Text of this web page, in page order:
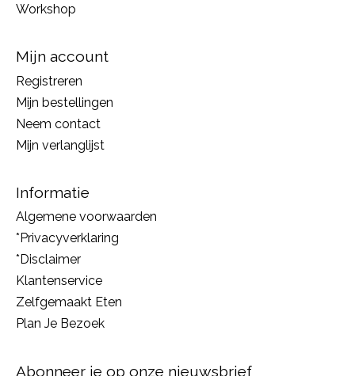
Workshop
Mijn account
Registreren
Mijn bestellingen
Neem contact
Mijn verlanglijst
Informatie
Algemene voorwaarden
*Privacyverklaring
*Disclaimer
Klantenservice
Zelfgemaakt Eten
Plan Je Bezoek
Abonneer je op onze nieuwsbrief